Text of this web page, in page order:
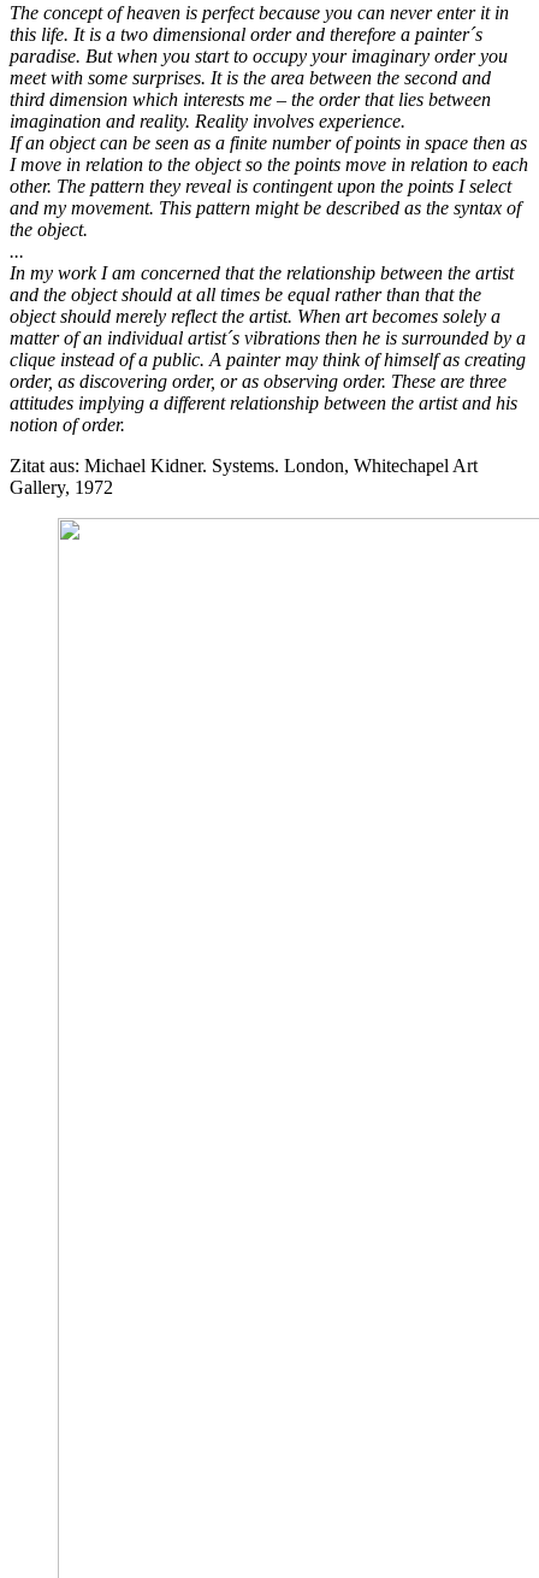
The concept of heaven is perfect because you can never enter it in
this life. It is a two dimensional order and therefore a painter´s
paradise. But when you start to occupy your imaginary order you
meet with some surprises. It is the area between the second and
third dimension which interests me – the order that lies between
imagination and reality. Reality involves experience.
If an object can be seen as a finite number of points in space then as
I move in relation to the object so the points move in relation to each
other. The pattern they reveal is contingent upon the points I select
and my movement. This pattern might be described as the syntax of
the object.
...
In my work I am concerned that the relationship between the artist
and the object should at all times be equal rather than that the
object should merely reflect the artist. When art becomes solely a
matter of an individual artist´s vibrations then he is surrounded by a
clique instead of a public. A painter may think of himself as creating
order, as discovering order, or as observing order. These are three
attitudes implying a different relationship between the artist and his
notion of order.
Zitat aus: Michael Kidner. Systems. London, Whitechapel Art
Gallery, 1972